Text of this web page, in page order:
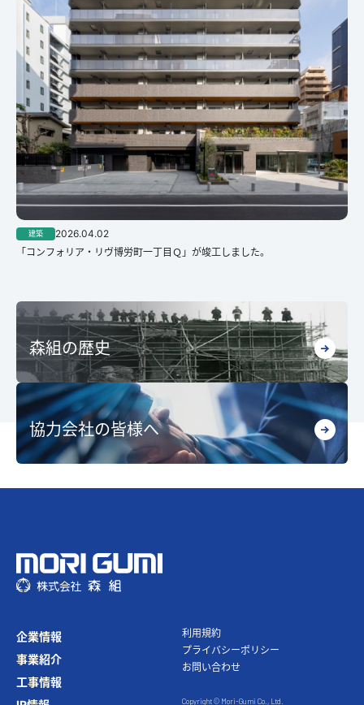
建築
2026.04.02
「コンフォリア・リヴ博労町一丁目Ｑ」が竣工しました。
森組の歴史
協力会社の皆様へ
企業情報
事業紹介
⼯事情報
利⽤規約
プライバシーポリシー
お問い合わせ
Copyright © Mori-Gumi Co., Ltd.